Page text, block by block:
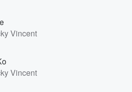
Vincent
Vincent